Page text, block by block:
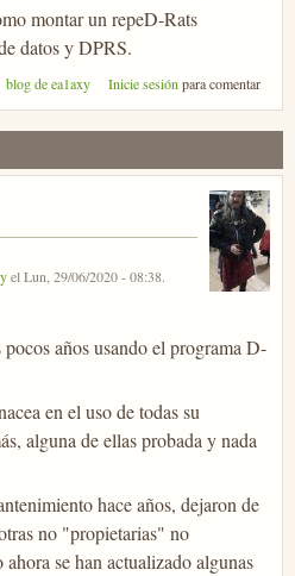
montar un repeD-Rats
datos y DPRS.
blog de ea1axy Inicie sesión para comentar
elLun, 29/06/2020 - 08:38.
años usando el programa D-
en el uso de todas su
alguna de ellas probada y nada
hace años, dejaron de
no "propietarias" no
se han actualizado algunas